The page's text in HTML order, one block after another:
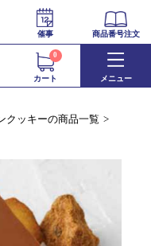
催事 商品番号注文
カート
0
メニュー
クッキーの商品一覧